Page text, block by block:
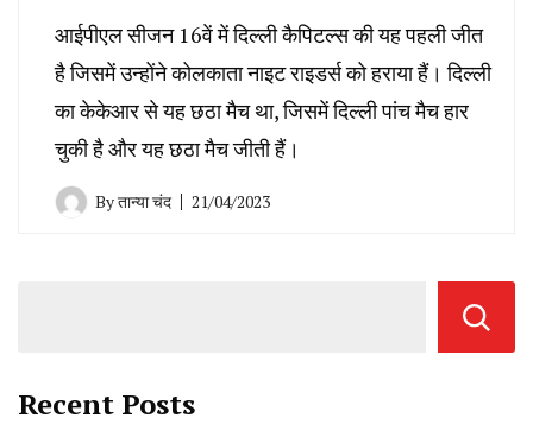
आईपीएल सीजन 16वें में दिल्ली कैपिटल्स की यह पहली जीत
है जिसमें उन्होंने कोलकाता नाइट राइडर्स को हराया हैं। दिल्ली
का केकेआर से यह छठा मैच था, जिसमें दिल्ली पांच मैच हार
चुकी है और यह छठा मैच जीती हैं।
Byतान्या चंद 21/04/2023
Recent Posts